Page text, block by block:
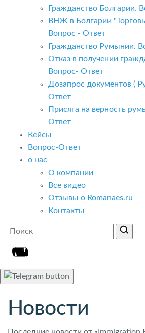
Гражданство Болгарии.
ВНЖ в Болгарии
Вопрос - Ответ
Гражданство Румынии.
Отказ в получении
Вопрос- Ответ
Дозапрос документов (
Ответ
Присяга на верность
Ответ
Кейсы
Вопрос-Ответ
о нас
О компании
Все видео
Отзывы о Romanaes.ru
Контакты
Новости